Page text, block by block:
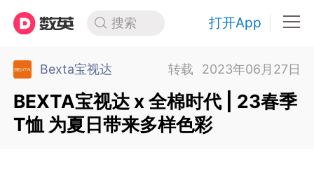
搜索 打开App
Bexta宝视达 转载 2023年06月27日
BEXTA宝视达 x 全棉时代 | 23春季
T恤 为夏日带来多样色彩